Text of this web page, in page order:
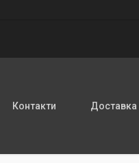
Контакти Доставка